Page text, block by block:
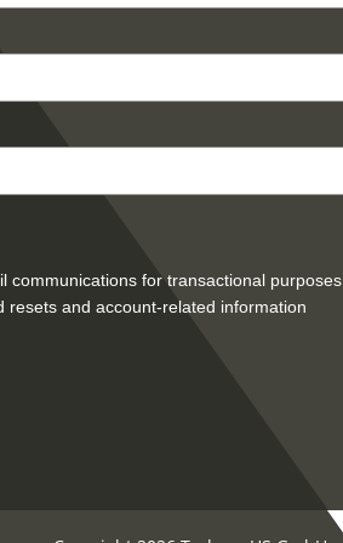
communications for transactional purposes
resets and account-related information